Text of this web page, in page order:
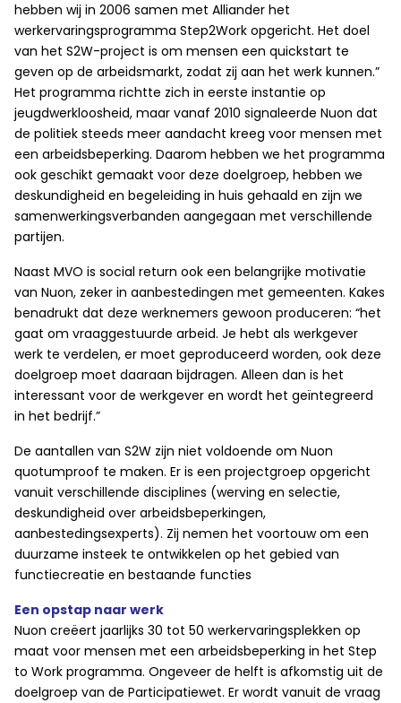
hebben wij in 2006 samen met Alliander het
werkervaringsprogramma Step2Work opgericht. Het doel
van het S2W-project is om mensen een quickstart te
geven op de arbeidsmarkt, zodat zij aan het werk kunnen.”
Het programma richtte zich in eerste instantie op
jeugdwerkloosheid, maar vanaf 2010 signaleerde Nuon dat
de politiek steeds meer aandacht kreeg voor mensen met
een arbeidsbeperking. Daarom hebben we het programma
ook geschikt gemaakt voor deze doelgroep, hebben we
deskundigheid en begeleiding in huis gehaald en zijn we
samenwerkingsverbanden aangegaan met verschillende
partijen.
Naast MVO is social return ook een belangrijke motivatie
van Nuon, zeker in aanbestedingen met gemeenten. Kakes
benadrukt dat deze werknemers gewoon produceren: “het
gaat om vraaggestuurde arbeid. Je hebt als werkgever
werk te verdelen, er moet geproduceerd worden, ook deze
doelgroep moet daaraan bijdragen. Alleen dan is het
interessant voor de werkgever en wordt het geïntegreerd
in het bedrijf.”
De aantallen van S2W zijn niet voldoende om Nuon
quotumproof te maken. Er is een projectgroep opgericht
vanuit verschillende disciplines (werving en selectie,
deskundigheid over arbeidsbeperkingen,
aanbestedingsexperts). Zij nemen het voortouw om een
duurzame insteek te ontwikkelen op het gebied van
functiecreatie en bestaande functies
Een opstap naar werk
Nuon creëert jaarlijks 30 tot 50 werkervaringsplekken op
maat voor mensen met een arbeidsbeperking in het Step
to Work programma. Ongeveer de helft is afkomstig uit de
doelgroep van de Participatiewet. Er wordt vanuit de vraag